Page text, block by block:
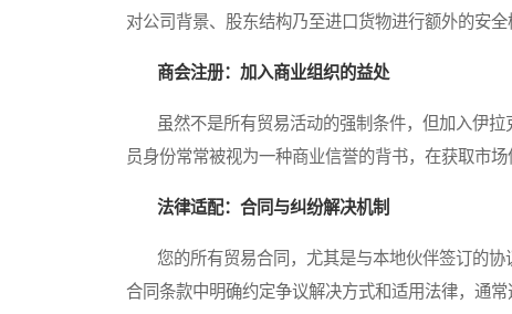
对公司背景、股东结构乃至进口货物进行额外的安
商会注册：加入商业组织的益处
虽然不是所有贸易活动的强制条件，但加入伊拉
员身份常常被视为一种商业信誉的背书，在获取市
法律适配：合同与纠纷解决机制
您的所有贸易合同，尤其是与本地伙伴签订的协
合同条款中明确约定争议解决方式和适用法律，通